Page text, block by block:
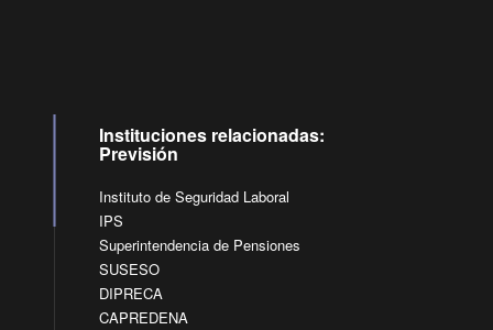
Instituciones relacionadas:
Previsión
Instituto de Seguridad Laboral
IPS
Superintendencia de Pensiones
SUSESO
DIPRECA
CAPREDENA